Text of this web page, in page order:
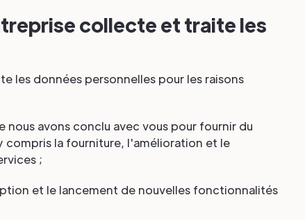
collecte et traite les
les données personnelles pour les raisons
nous avons conclu avec vous pour fournir du
compris la fourniture, l'amélioration et le
;
et le lancement de nouvelles fonctionnalités